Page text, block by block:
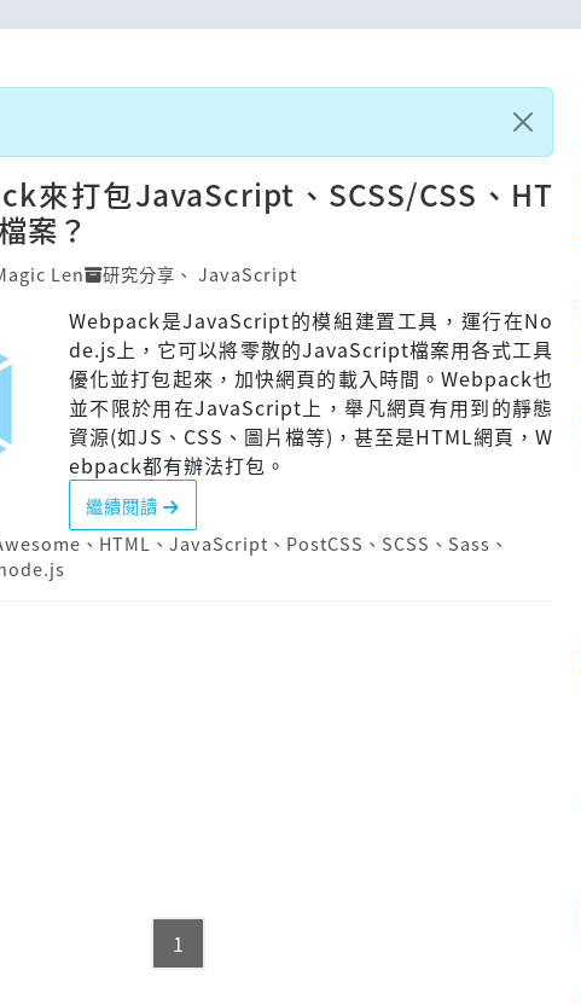
來打包JavaScript、SCSS/CSS、HT
案？
Len 研究分享 、 JavaScript
Webpack是JavaScript的模組建置工具，運行在No
de.js上，它可以將零散的JavaScript檔案用各式工具
優化並打包起來，加快網頁的載入時間。Webpack也
並不限於用在JavaScript上，舉凡網頁有用到的靜態
資源(如JS、CSS、圖片檔等)，甚至是HTML網頁，W
ebpack都有辦法打包。
繼續閱讀
、 HTML 、 JavaScript 、 PostCSS 、 SCSS 、 Sass 、
1